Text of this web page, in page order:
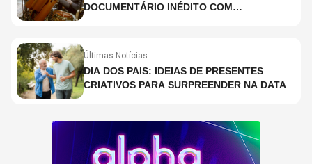
DOCUMENTÁRIO INÉDITO COM
Últimas Notícias
DIA DOS PAIS: IDEIAS DE PRESENTES
CRIATIVOS PARA SURPREENDER NA DATA